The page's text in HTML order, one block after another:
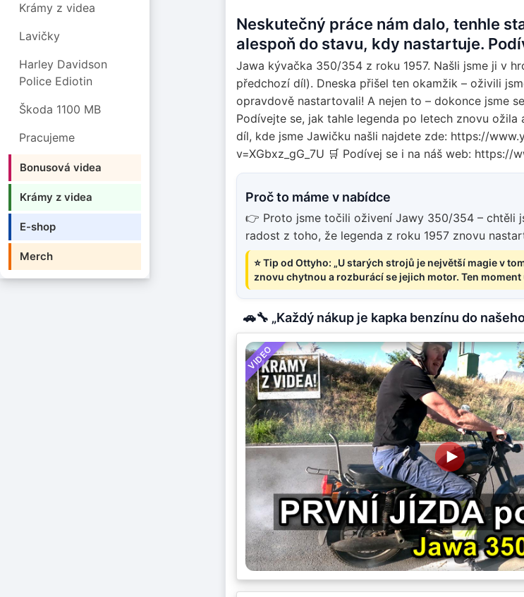
Krámy z videa
Lavičky
Harley Davidson
Police Ediotin
Škoda 1100 MB
Pracujeme
Bonusová videa
Krámy z videa
E-shop
Merch
Neskutečný práce nám dalo, tenhle
alespoň do stavu, kdy nastartuje.
Jawa kývačka 350/354 z roku 1957. Našli jsme ji v
předchozí díl). Dneska přišel ten okamžik – oživili
opravdově nastartovali! A nejen to – dokonce jsme
Podívejte se, jak tahle legenda po letech znovu ožila
díl, kde jsme Jawičku našli najdete zde: https://
v=XGbxz_gG_7U 🛒 Podívej se i na náš web: https://
Proč to máme v nabídce
👉 Proto jsme točili oživení Jawy 350/354 – chtěli
radost z toho, že legenda z roku 1957 znovu
⭐ Tip od Ottyho: „U starých strojů je největší magie v
znovu chytnou a rozburácí se jejich motor. Ten moment
🚗🔧 „Každý nákup je kapka benzínu do
VIDEO